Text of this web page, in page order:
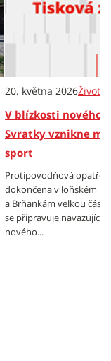
20. května 2026
V blízkosti nového
Svratky vznikne
sport
Protipovodňová
dokončena v loňském
a Brňankám velkou část
se připravuje navazující
nového...